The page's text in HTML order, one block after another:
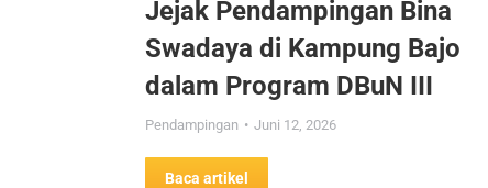
Jejak Pendampingan Bina
Swadaya di Kampung Bajo
dalam Program DBuN III
Pendampingan Juni 12, 2026
Baca artikel